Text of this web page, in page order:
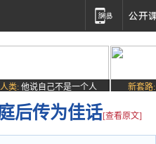
类: 他说自己不是一个人 新套路:
后传为佳话[查看原文]